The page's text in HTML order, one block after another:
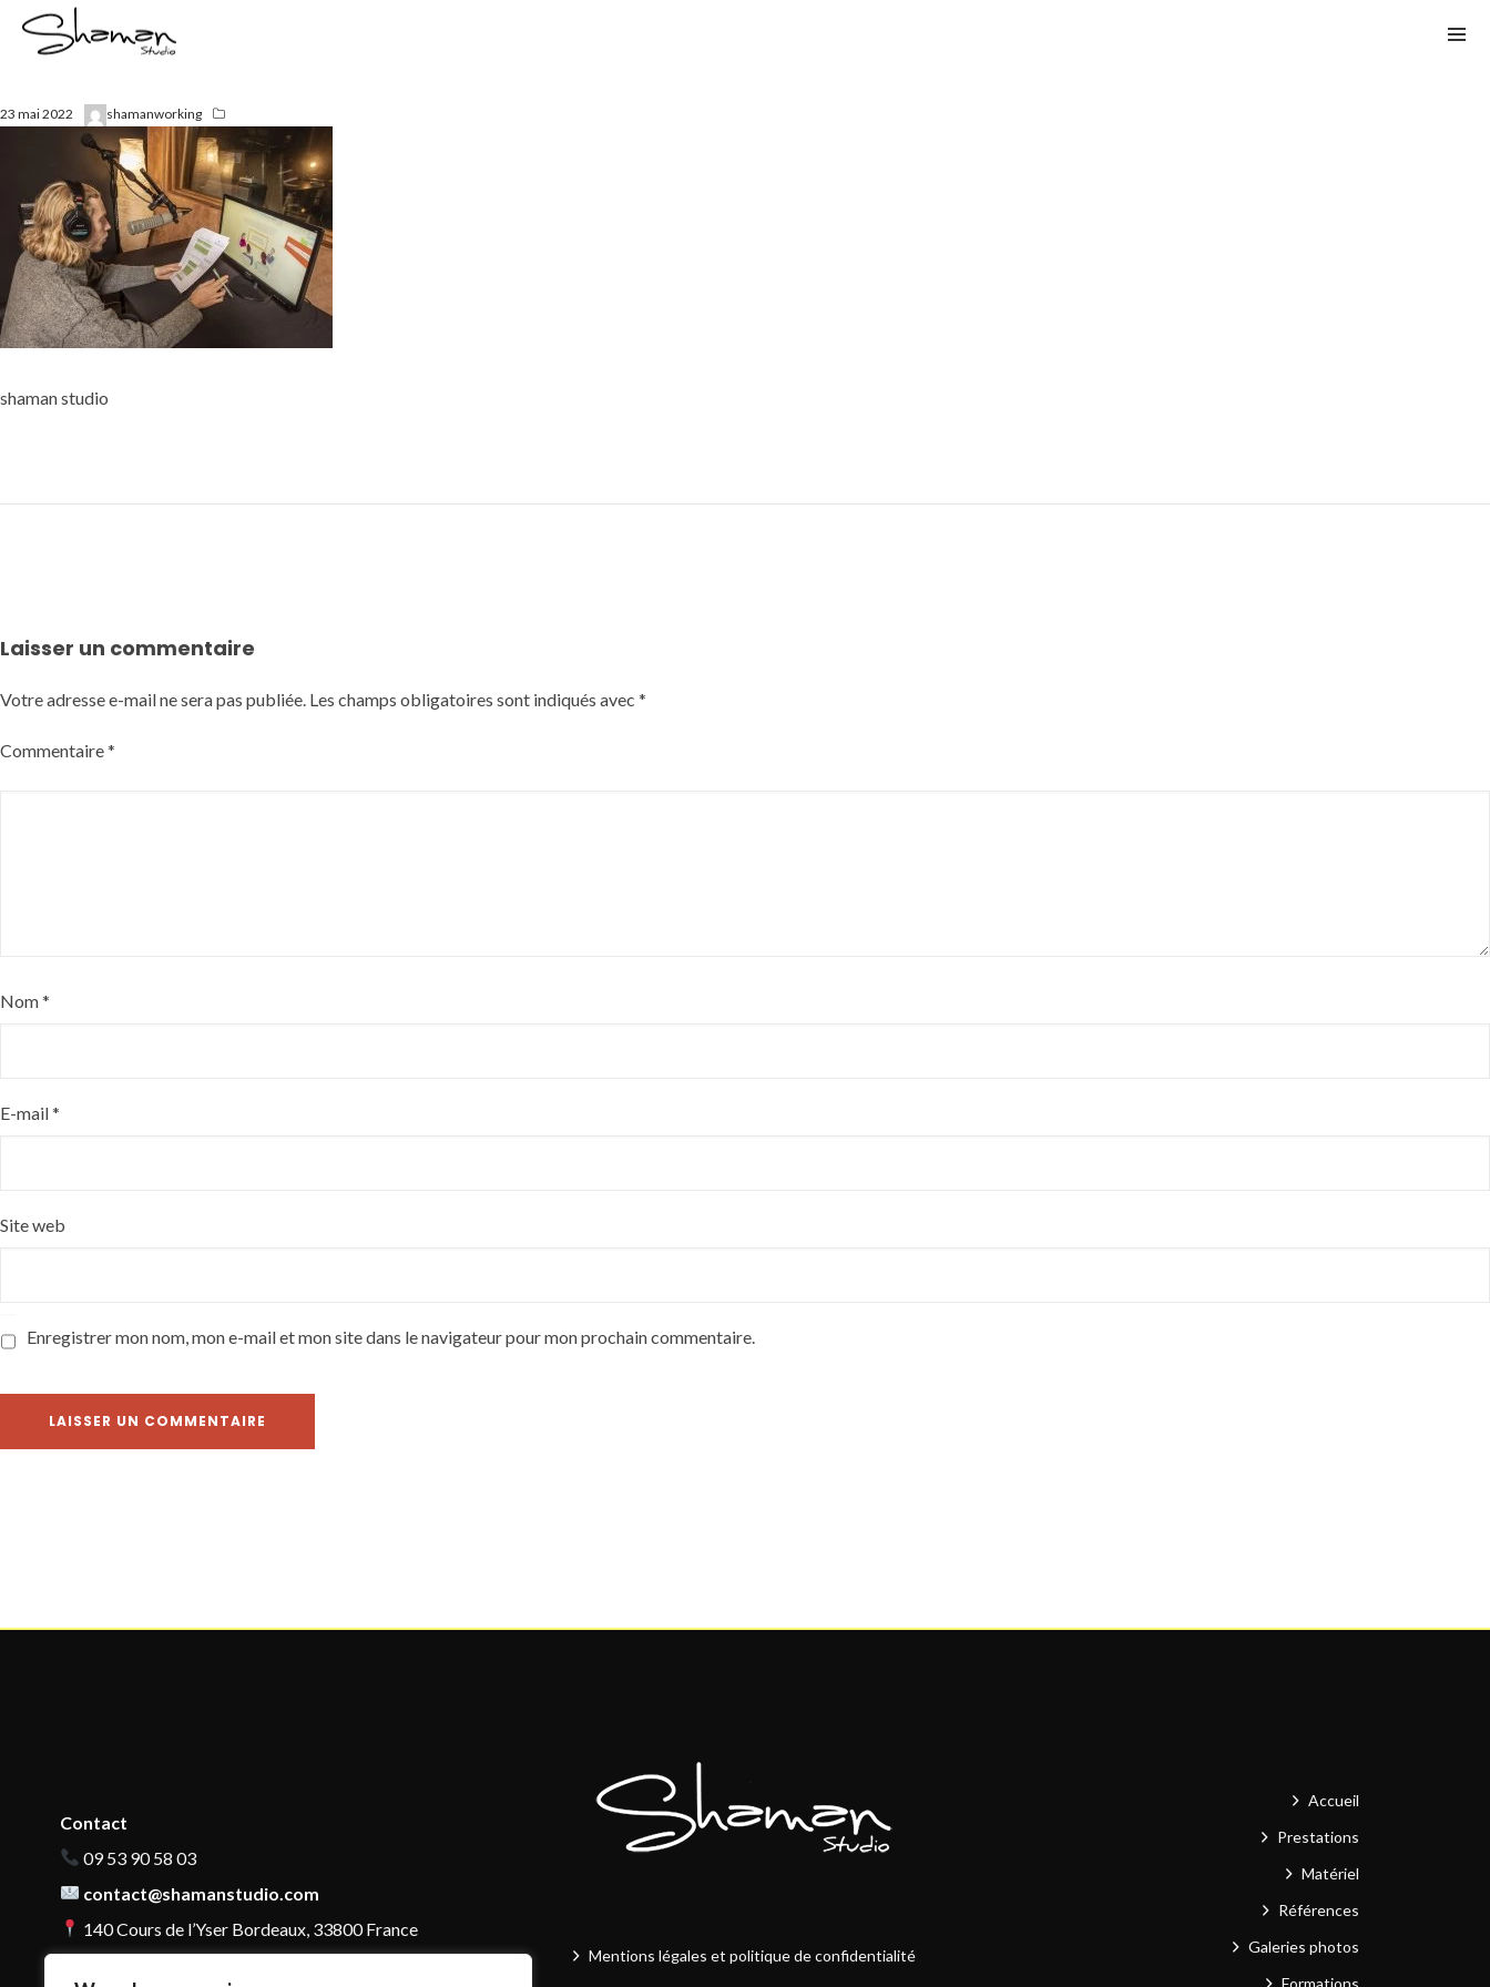
23 mai 2022 shamanworking
shaman studio
Laisser un commentaire
Votre adresse e-mail ne sera pas publiée. Les champs obligatoires sont indiqués avec *
Commentaire*
Nom*
E-mail*
Site web
Enregistrer mon nom, mon e-mail et mon site dans le navigateur pour mon prochain commentaire.
Contact
09 53 90 58 03
contact@shamanstudio.com
140 Cours de l’Yser Bordeaux, 33800 France
Mentions légales et politique de confidentialité
Accueil
Prestations
Matériel
Références
Galeries photos
Formations